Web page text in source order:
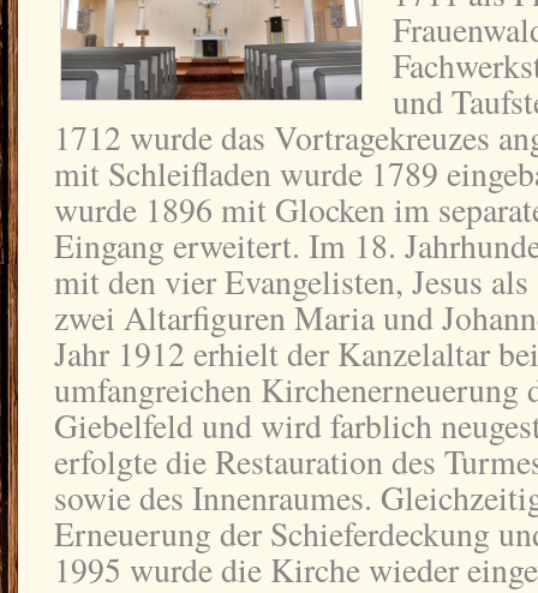
und
1712 wurde das Vortragekreuzes
mit Schleifladen wurde 1789
wurde 1896 mit Glocken im
Eingang erweitert. Im 18.
mit den vier Evangelisten, Jesus
zwei Altarfiguren Maria und
Jahr 1912 erhielt der Kanzelaltar
umfangreichen Kirchenerneuerung
Giebelfeld und wird farblich
erfolgte die Restauration des
sowie des Innenraumes.
Erneuerung der Schieferdeckung
1995 wurde die Kirche wieder